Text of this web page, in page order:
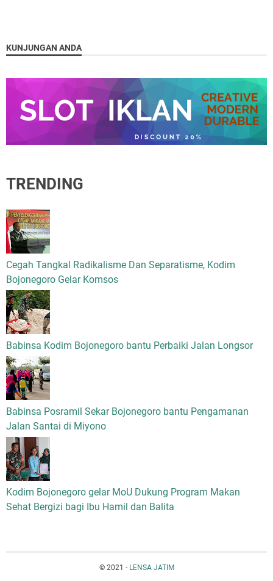
KUNJUNGAN ANDA
TRENDING
Cegah Tangkal Radikalisme Dan Separatisme, Kodim
Bojonegoro Gelar Komsos
Babinsa Kodim Bojonegoro bantu Perbaiki Jalan Longsor
Babinsa Posramil Sekar Bojonegoro bantu Pengamanan
Jalan Santai di Miyono
Kodim Bojonegoro gelar MoU Dukung Program Makan
Sehat Bergizi bagi Ibu Hamil dan Balita
© 2021 - LENSA JATIM